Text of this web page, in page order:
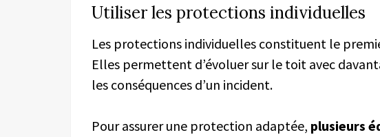
Utiliser les protections individuelles
Les protections individuelles constituent le
Elles permettent d’évoluer sur le toit avec
les conséquences d’un incident.
Pour assurer une protection adaptée, plusieurs